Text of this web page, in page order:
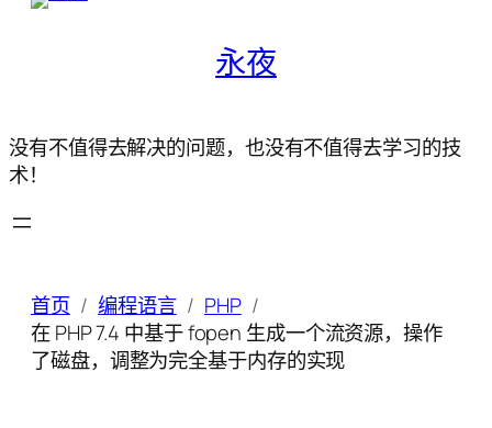
永夜
没有不值得去解决的问题，也没有不值得去学习的技
术！
首页 编程语言
PHP
在 PHP 7.4 中基于 fopen 生成一个流资源，操作
了磁盘，调整为完全基于内存的实现